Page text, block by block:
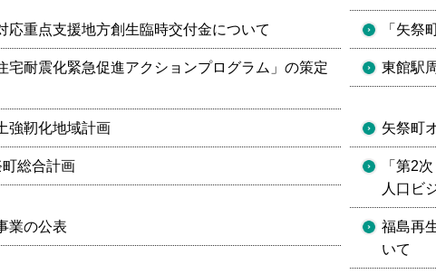
応重点支援地方創生臨時交付金について 「矢祭
宅耐震化緊急促進アクションプログラム」の策定
東館駅
強靭化地域計画 矢祭町
総合計画
「第2
人口ビ
業の公表
福島再
いて